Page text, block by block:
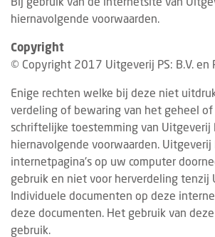
hiernavolgende voorwaarden.
Copyright
© Copyright 2017 Uitgeverij PS: B.V. en
Enige rechten welke bij deze niet
verdeling of bewaring van het geheel
schriftelijke toestemming van Uitgeverij
hiernavolgende voorwaarden. Uitgeverij
internetpagina's op uw computer
gebruik en niet voor herverdeling tenzij
Individuele documenten op deze
deze documenten. Het gebruik van
gebruik.